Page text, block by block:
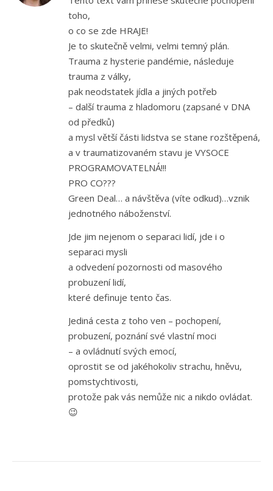
toho,
o co se zde HRAJE!
Je to skutečně velmi, velmi temný plán.
Trauma z hysterie pandémie, následuje
trauma z války,
pak neodstatek jídla a jiných potřeb
– další trauma z hladomoru (zapsané v DNA
od předků)
a mysl větší části lidstva se stane rozštěpená,
a v traumatizovaném stavu je VYSOCE
PROGRAMOVATELNÁ!!!
PRO CO???
Green Deal… a návštěva (víte odkud)…vznik
jednotného náboženství.
Jde jim nejenom o separaci lidí, jde i o
separaci mysli
a odvedení pozornosti od masového
probuzení lidí,
které definuje tento čas.
Jediná cesta z toho ven – pochopení,
probuzení, poznání své vlastní moci
– a ovládnutí svých emocí,
oprostit se od jakéhokoliv strachu, hněvu,
pomstychtivosti,
protože pak vás nemůže nic a nikdo ovládat.
😉